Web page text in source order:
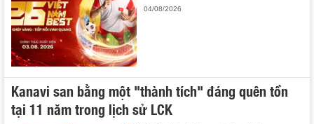
04/08/2026
Kanavi san bằng một "thành tích" đáng quên tồn
tại 11 năm trong lịch sử LCK